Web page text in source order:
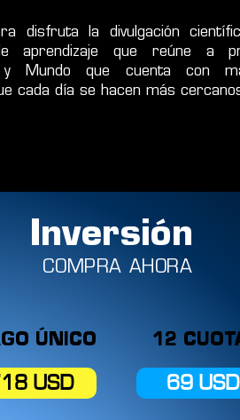
disfruta la divulgación
aprendizaje que reúne a
y Mundo que cuenta con
cada día se hacen más
Inversión
COMPRA AHORA
ÚNICO
USD
12
69 USD